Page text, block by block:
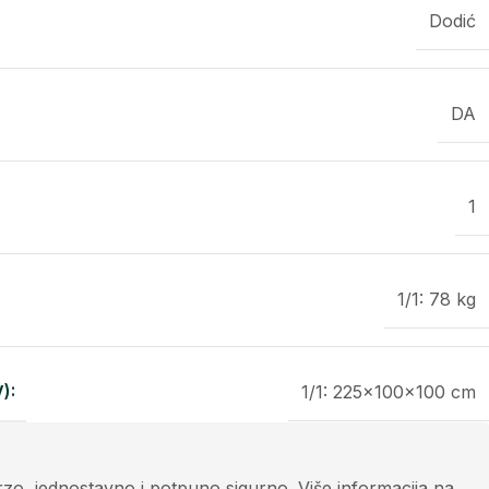
Dodić
DA
1
1/1: 78 kg
1/1: 225x100x100 cm